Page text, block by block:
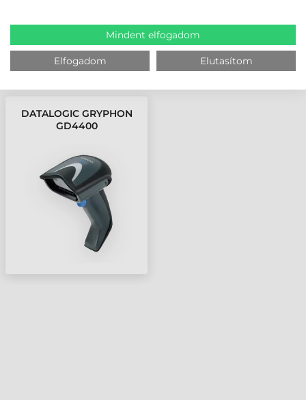
KÖVESSE BE YOUTUBE CSATORNÁNKAT!
LEGUTÓBB MEGTEKINTETT TERMÉKEK
DATALOGIC GRYPHON
GD4400
Mindent elfogadom
Elfogadom Elutasítom